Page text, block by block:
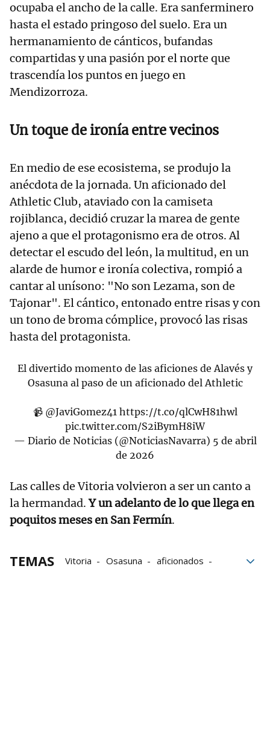
ocupaba el ancho de la calle. Era sanferminero
hasta el estado pringoso del suelo. Era un
hermanamiento de cánticos, bufandas
compartidas y una pasión por el norte que
trascendía los puntos en juego en
Mendizorroza.
Un toque de ironía entre vecinos
En medio de ese ecosistema, se produjo la
anécdota de la jornada. Un aficionado del
Athletic Club, ataviado con la camiseta
rojiblanca, decidió cruzar la marea de gente
ajeno a que el protagonismo era de otros. Al
detectar el escudo del león, la multitud, en un
alarde de humor e ironía colectiva, rompió a
cantar al unísono: "No son Lezama, son de
Tajonar". El cántico, entonado entre risas y con
un tono de broma cómplice, provocó las risas
hasta del protagonista.
El divertido momento de las aficiones de Alavés y
Osasuna al paso de un aficionado del Athletic
📹 @JaviGomez41 https://t.co/qlCwH81hwl
pic.twitter.com/S2iBymH8iW
— Diario de Noticias (@NoticiasNavarra) 5 de abril
de 2026
Las calles de Vitoria volvieron a ser un canto a
la hermandad.Y un adelanto de lo que llega en
poquitos meses en San Fermín.
TEMAS Vitoria Osasuna
aficionados